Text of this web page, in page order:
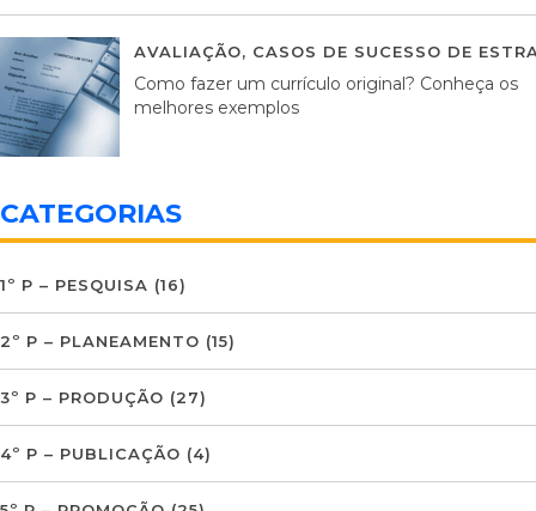
AVALIAÇÃO, CASOS DE SUCESSO DE
Como fazer um currículo original? Conheça os
melhores exemplos
CATEGORIAS
1º P – PESQUISA (16)
2º P – PLANEAMENTO (15)
3º P – PRODUÇÃO (27)
4º P – PUBLICAÇÃO (4)